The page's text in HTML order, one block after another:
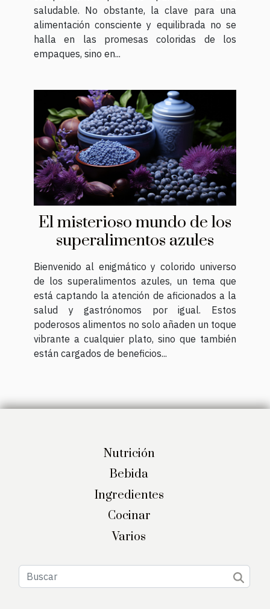
saludable. No obstante, la clave para una
alimentación consciente y equilibrada no se
halla en las promesas coloridas de los
empaques, sino en...
El misterioso mundo de los
superalimentos azules
Bienvenido al enigmático y colorido universo
de los superalimentos azules, un tema que
está captando la atención de aficionados a la
salud y gastrónomos por igual. Estos
poderosos alimentos no solo añaden un toque
vibrante a cualquier plato, sino que también
están cargados de beneficios...
Nutrición
Bebida
Ingredientes
Cocinar
Varios